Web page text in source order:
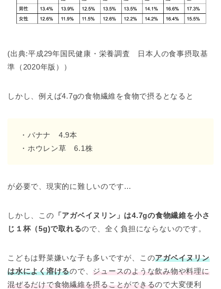
(出典:平成29年国民健康・栄養調査 日本人の食事摂取基
準（2020年版））
しかし、例えば4.7gの食物繊維を食物で摂るとなると
・バナナ 4.9本
・ホウレン草 6.1株
が必要で、現実的に難しいのです…
しかし、この 「アガベイヌリン 」は4.7gの食物繊維を小さ
じ１杯（5g)で取れるので、 全く負担にならないのです。
こどもは野菜嫌いな子も多いですが、このアガベイヌリン
は水によく溶けるので、 ジュースのような飲み物や料理に
混ぜるだけで食物繊維を摂ることができるので大変便利